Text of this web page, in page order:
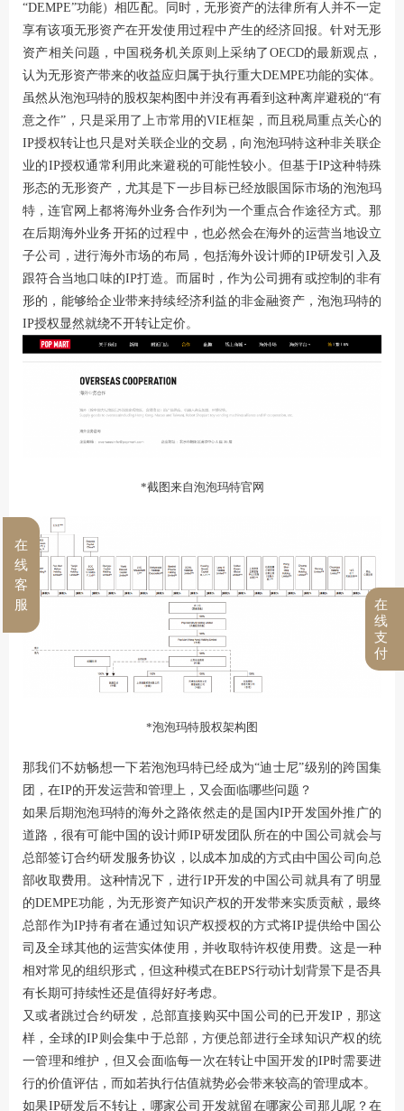
“DEMPE”功能）相匹配。同时，无形资产的法律所有人并不一定
享有该项无形资产在开发使用过程中产生的经济回报。针对无形
资产相关问题，中国税务机关原则上采纳了OECD的最新观点，
认为无形资产带来的收益应归属于执行重大DEMPE功能的实体。
虽然从泡泡玛特的股权架构图中并没有再看到这种离岸避税的“有
意之作”，只是采用了上市常用的VIE框架，而且税局重点关心的
IP授权转让也只是对关联企业的交易，向泡泡玛特这种非关联企
业的IP授权通常利用此来避税的可能性较小。但基于IP这种特殊
形态的无形资产，尤其是下一步目标已经放眼国际市场的泡泡玛
特，连官网上都将海外业务合作列为一个重点合作途径方式。那
在后期海外业务开拓的过程中，也必然会在海外的运营当地设立
子公司，进行海外市场的布局，包括海外设计师的IP研发引入及
跟符合当地口味的IP打造。而届时，作为公司拥有或控制的非有
形的，能够给企业带来持续经济利益的非金融资产，泡泡玛特的
IP授权显然就绕不开转让定价。
*截图来自泡泡玛特官网
*泡泡玛特股权架构图
那我们不妨畅想一下若泡泡玛特已经成为“迪士尼”级别的跨国集
团，在IP的开发运营和管理上，又会面临哪些问题？
如果后期泡泡玛特的海外之路依然走的是国内IP开发国外推广的
道路，很有可能中国的设计师IP研发团队所在的中国公司就会与
总部签订合约研发服务协议，以成本加成的方式由中国公司向总
部收取费用。这种情况下，进行IP开发的中国公司就具有了明显
的DEMPE功能，为无形资产知识产权的开发带来实质贡献，最终
总部作为IP持有者在通过知识产权授权的方式将IP提供给中国公
司及全球其他的运营实体使用，并收取特许权使用费。这是一种
相对常见的组织形式，但这种模式在BEPS行动计划背景下是否具
有长期可持续性还是值得好好考虑。
又或者跳过合约研发，总部直接购买中国公司的已开发IP，那这
样，全球的IP则会集中于总部，方便总部进行全球知识产权的统
一管理和维护，但又会面临每一次在转让中国开发的IP时需要进
行的价值评估，而如若执行估值就势必会带来较高的管理成本。
如果IP研发后不转让，哪家公司开发就留在哪家公司那儿呢？在
在
线
客
服
在
线
支
付